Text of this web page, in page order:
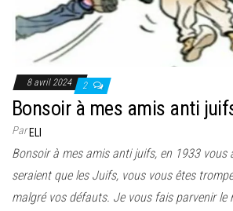
8 avril 2024 2
Bonsoir à mes amis anti
ParELI
Bonsoir à mes amis anti juifs, en 1933 vous
seraient que les Juifs, vous vous êtes
malgré vos défauts. Je vous fais parvenir le